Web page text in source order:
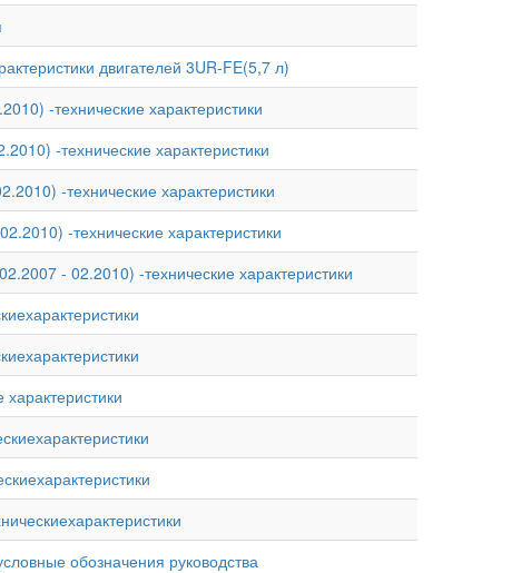
двигателей 3UR-FE(5,7 л)
-технические характеристики
-технические характеристики
-технические характеристики
-технические характеристики
- 02.2010) -технические характеристики
обозначения руководства